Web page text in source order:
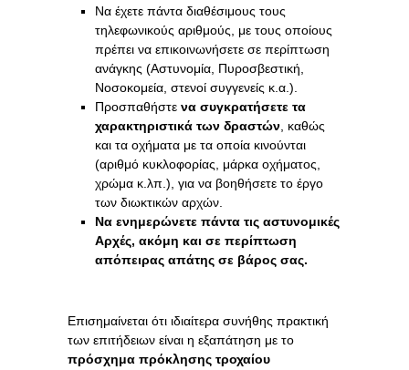
Να έχετε πάντα διαθέσιμους τους
τηλεφωνικούς αριθμούς, με τους οποίους
πρέπει να επικοινωνήσετε σε περίπτωση
ανάγκης (Αστυνομία, Πυροσβεστική,
Νοσοκομεία, στενοί συγγενείς κ.α.).
Προσπαθήστε να συγκρατήσετε τα
χαρακτηριστικά των δραστών , καθώς
και τα οχήματα με τα οποία κινούνται
(αριθμό κυκλοφορίας, μάρκα οχήματος,
χρώμα κ.λπ.), για να βοηθήσετε το έργο
των διωκτικών αρχών.
Να ενημερώνετε πάντα τις αστυνομικές
Αρχές, ακόμη και σε περίπτωση
απόπειρας απάτης σε βάρος σας.
Επισημαίνεται ότι ιδιαίτερα συνήθης πρακτική
των επιτήδειων είναι η εξαπάτηση με το
πρόσχημα πρόκλησης τροχαίου